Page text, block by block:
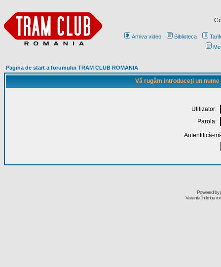
Arhiva video Biblioteca
Pagina de start a forumului TRAM CLUB ROMANIA
Vă rugăm introduceţi un
Utilizator:
Parola:
Autentifică-
Powered by
Varianta în limba